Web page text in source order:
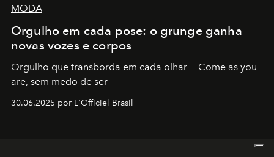
MODA
Orgulho em cada pose: o grunge ganha
novas vozes e corpos
Orgulho que transborda em cada olhar — Come as you
are, sem medo de ser
30.06.2025 por L'Officiel Brasil